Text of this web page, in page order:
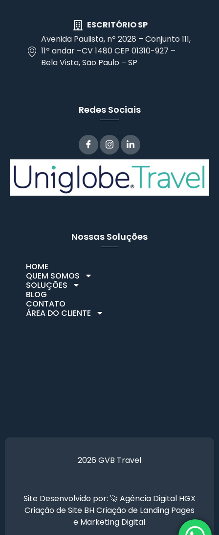
ESCRITÓRIO SP
Avenida Paulista, nº 2028 – Conjunto 111,
11º andar –CV 1480 CEP 01310-927 –
Bela Vista, São Paulo – SP
Redes Sociais
Nossas Soluções
HOME
QUEM SOMOS
SOLUÇÕES
BLOG
CONTATO
ÁREA DO CLIENTE
2026 GVB Travel
Site Desenvolvido por: 🚀Agência Digital HGX
Criação de Site BHCriação de Landing Pages
e Marketing Digital